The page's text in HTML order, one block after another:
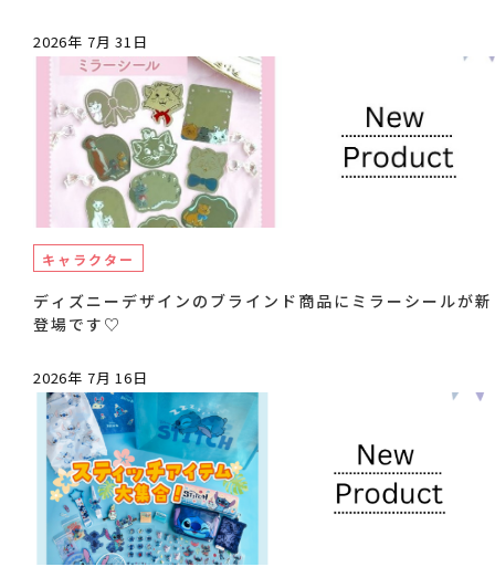
2026年 7月 31日
キャラクター
ディズニーデザインのブラインド商品にミラーシールが新
登場です♡
2026年 7月 16日